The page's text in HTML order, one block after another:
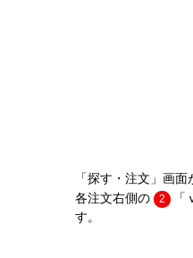
「探す・注文」画面
各注文右側の
2
す。